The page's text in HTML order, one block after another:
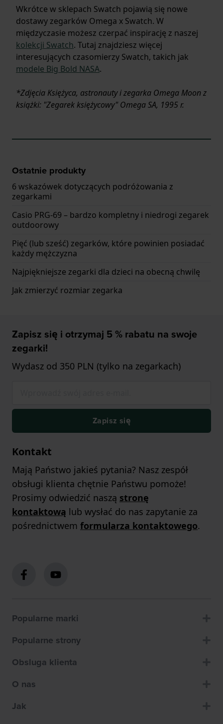
Wkrótce w sklepach Swatch pojawią się nowe
dostawy zegarków Omega x Swatch. W
międzyczasie możesz czerpać inspirację z naszej
kolekcji Swatch. Tutaj znajdziesz więcej
interesujących czasomierzy Swatch, takich jak
modele Big Bold NASA.
*Zdjęcia Księżyca, astronauty i zegarka Omega Moon z
książki: "Zegarek księżycowy" Omega SA, 1995 r.
Ostatnie produkty
6 wskazówek dotyczących podróżowania z
zegarkami
Casio PRG-69 – bardzo kompletny i niedrogi zegarek
outdoorowy
Pięć (lub sześć) zegarków, które powinien posiadać
każdy mężczyzna
Najpiękniejsze zegarki dla dzieci na obecną chwilę
Jak zmierzyć rozmiar zegarka
Zapisz się i otrzymaj 5 % rabatu na swoje
zegarki!
Wydasz od 350 PLN (tylko na zegarkach)
Zapisz się
Kontakt
Mają Państwo jakieś pytania? Nasz zespół
obsługi klienta chętnie Państwu pomoże!
Prosimy odwiedzić naszą stronę
kontaktową lub wysłać do nas zapytanie za
pośrednictwem formularza kontaktowego.
Popularne marki
Popularne strony
Obsluga klienta
O nas
Jak